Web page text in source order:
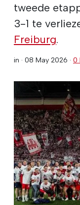
tweede
3-1 te
Freiburg.
in · 08 May 2026 · 0